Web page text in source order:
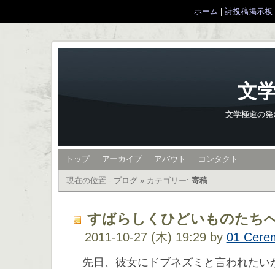
ホーム 詩投稿掲示板
文
文学極道の
トップ アーカイブ アバウト コンタクト
現在の位置 - ブログ » カテゴリー: 寄稿
すばらしくひどいものたち
2011-10-27 (木) 19:29 by 01
先日、彼女にドブネズミと言われたい